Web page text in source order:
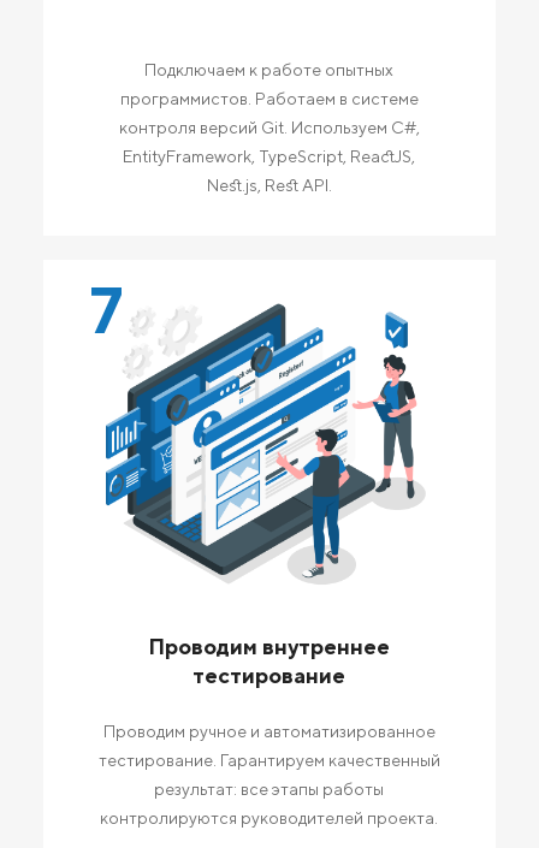
Подключаем к работе опытных
программистов. Работаем в системе
контроля версий Git. Используем C#,
EntityFramework, TypeScript, ReactJS,
Nest.js, Rest API.
7
Проводим внутреннее
тестирование
Проводим ручное и автоматизированное
тестирование. Гарантируем качественный
результат: все этапы работы
контролируются руководителей проекта.